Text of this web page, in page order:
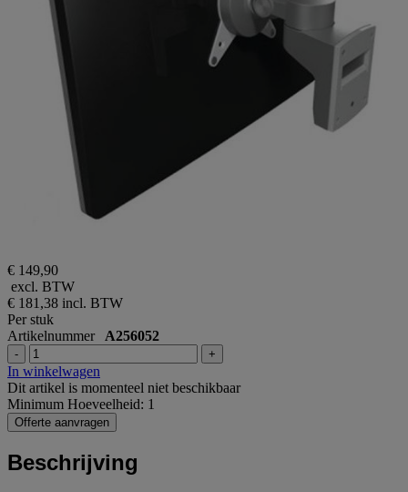
€ 149,90
excl. BTW
€ 181,38 incl. BTW
Per stuk
Artikelnummer A256052
- +
In winkelwagen
Dit artikel is momenteel niet beschikbaar
Minimum Hoeveelheid: 1
Offerte aanvragen
Beschrijving